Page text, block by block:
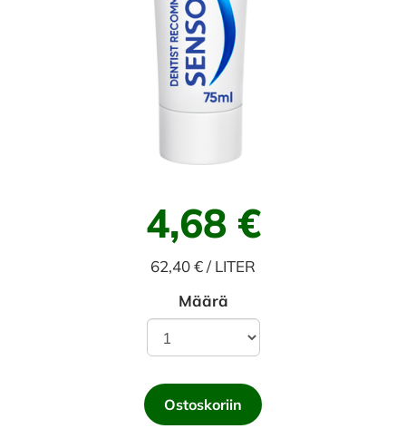
4,68 €
62,40 € / LITER
Määrä
Ostoskoriin